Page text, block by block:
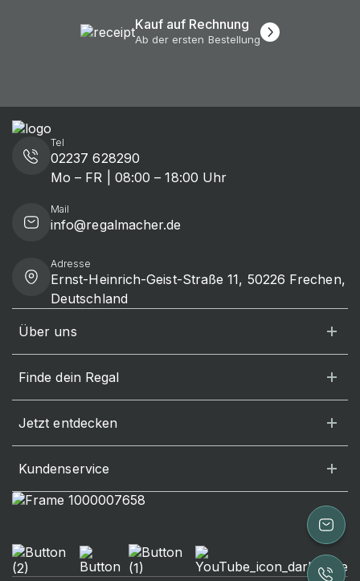
Kauf auf Rechnung
Ab der ersten Bestellung
Tel
02237 628290
Mo – FR | 08:00 – 18:00 Uhr
Mail
info@regalmacher.de
Adresse
Ernst-Heinrich-Geist-Straße 11, 50226 Frechen,
Deutschland
Über uns
Finde dein Regal
Jetzt entdecken
Kundenservice